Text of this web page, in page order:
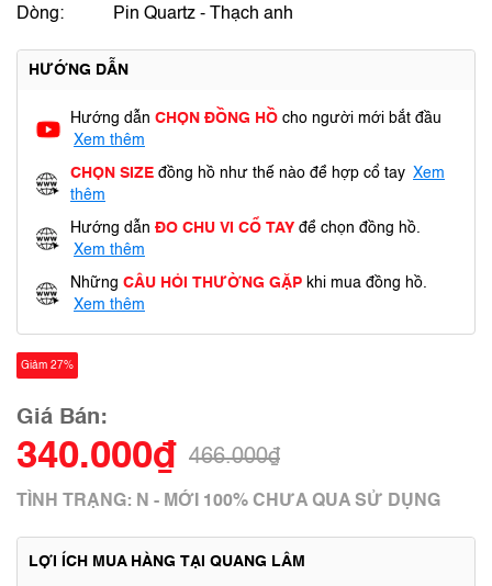
Dòng:
Pin Quartz - Thạch anh
HƯỚNG DẪN
Hướng dẫn CHỌN ĐỒNG HỒ cho người mới bắt đầu
Xem thêm
CHỌN SIZE đồng hồ như thế nào để hợp cổ tay Xem
thêm
Hướng dẫn ĐO CHU VI CỔ TAY để chọn đồng hồ.
Xem thêm
Những CÂU HỎI THƯỜNG GẶP khi mua đồng hồ.
Xem thêm
Giảm 27%
Giá Bán:
340.000₫ 466.000₫
TÌNH TRẠNG: N - MỚI 100% CHƯA QUA SỬ DỤNG
LỢI ÍCH MUA HÀNG TẠI QUANG LÂM